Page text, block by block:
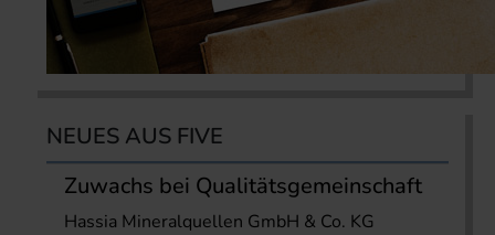
NEUES AUS FIVE
Zuwachs bei Qualitätsgemeinschaft
Hassia Mineralquellen GmbH & Co. KG